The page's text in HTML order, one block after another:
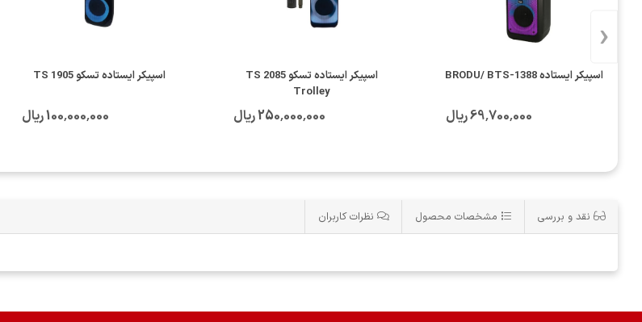
اسپیکر ایستاده BRODU/ BTS-1388
69٬700٬000 ریال
اسپیکر ایستاده تسکو TS 2085
Trolley
250٬000٬000 ریال
اسپیکر ایستاده تسکو TS 1905
100٬000٬000 ریال
‹
نقد و بررسی مشخصات محصول نظرات کاربران